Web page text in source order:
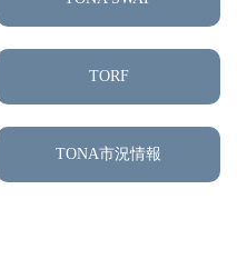
TORF
TONA市況情報